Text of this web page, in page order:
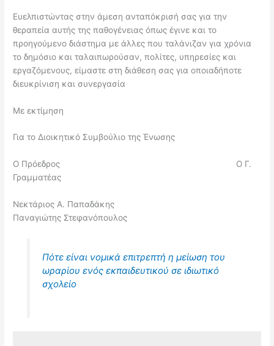
Ευελπιστώντας στην άμεση ανταπόκρισή σας για την
θεραπεία αυτής της παθογένειας όπως έγινε και το
προηγούμενο διάστημα με άλλες που ταλάνιζαν για χρόνια
το δημόσιο και ταλαιπωρούσαν, πολίτες, υπηρεσίες και
εργαζόμενους, είμαστε στη διάθεση σας για οποιαδήποτε
διευκρίνιση και συνεργασία
Με εκτίμηση
Για το Διοικητικό Συμβούλιο της Ένωσης
Ο Πρόεδρος Ο Γ.
Γραμματέας
Νεκτάριος Α. Παπαδάκης
Παναγιώτης Στεφανόπουλος
Πότε είναι νομικά επιτρεπτή η μείωση του
ωραρίου ενός εκπαιδευτικού σε ιδιωτικό
σχολείο